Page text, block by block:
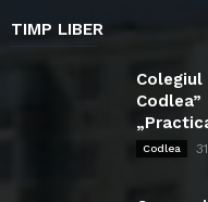
TIMP LIBER
Colegiul
Codlea